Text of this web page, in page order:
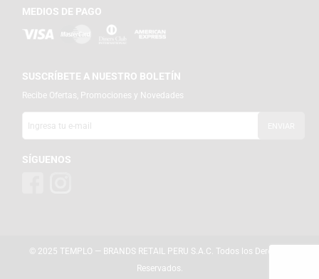
MEDIOS DE PAGO
SUSCRÍBETE A NUESTRO BOLETÍN
Recibe Ofertas, Promociones y Novedades
SÍGUENOS
© 2025 TEMPLO — BRANDS RETAIL PERU S.A.C. Todos los Derechos
Reservados.